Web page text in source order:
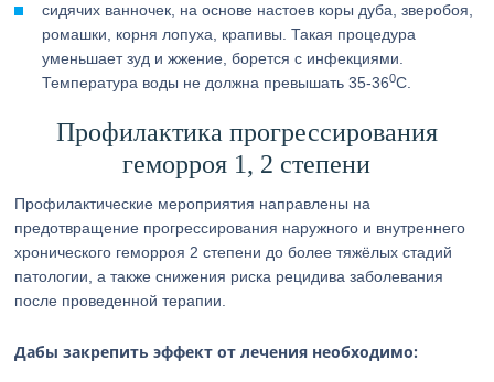
сидячих ванночек, на основе настоев коры дуба, зверобоя,
ромашки, корня лопуха, крапивы. Такая процедура
уменьшает зуд и жжение, борется с инфекциями.
Температура воды не должна превышать 35-360С.
Профилактика прогрессирования
геморроя 1, 2 степени
Профилактические мероприятия направлены на
предотвращение прогрессирования наружного и внутреннего
хронического геморроя 2 степени до более тяжёлых стадий
патологии, а также снижения риска рецидива заболевания
после проведенной терапии.
Дабы закрепить эффект от лечения необходимо: